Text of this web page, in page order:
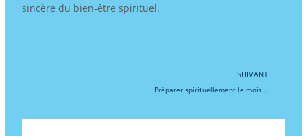
sincère du bien-être spirituel.
SUIVANT
Préparer spirituellement le mois de Ramadan : renforcer la vie spirituelle musulmane en famille et en communauté, comprendre Laylat al-Qadr et Eid al-Fitr, et transmettre l’héritage islamique aux enfants musulmans en France